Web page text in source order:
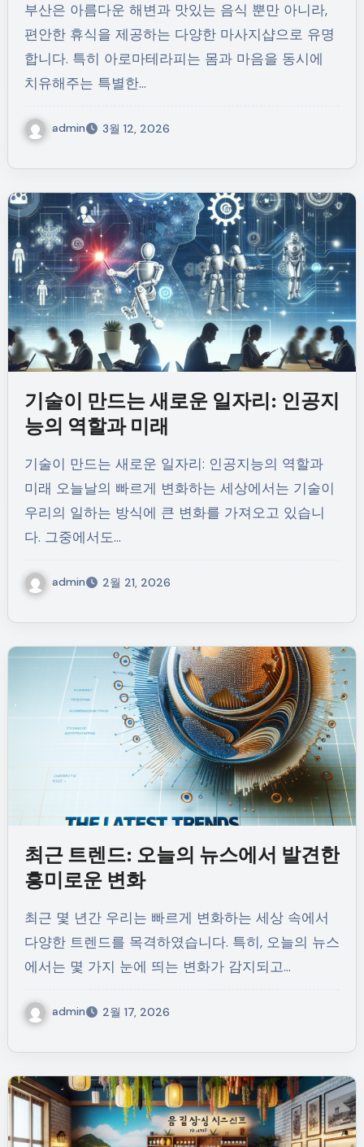
부산은 아름다운 해변과 맛있는 음식 뿐만 아니라,
편안한 휴식을 제공하는 다양한 마사지샵으로 유명
합니다. 특히 아로마테라피는 몸과 마음을 동시에
치유해주는 특별한…
admin 3월 12, 2026
기술이 만드는 새로운 일자리: 인공지
능의 역할과 미래
기술이 만드는 새로운 일자리: 인공지능의 역할과
미래 오늘날의 빠르게 변화하는 세상에서는 기술이
우리의 일하는 방식에 큰 변화를 가져오고 있습니
다. 그중에서도…
admin 2월 21, 2026
최근 트렌드: 오늘의 뉴스에서 발견한
흥미로운 변화
최근 몇 년간 우리는 빠르게 변화하는 세상 속에서
다양한 트렌드를 목격하였습니다. 특히, 오늘의 뉴스
에서는 몇 가지 눈에 띄는 변화가 감지되고…
admin 2월 17, 2026